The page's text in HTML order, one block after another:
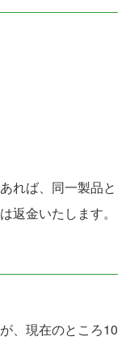
れば、同一製品と
返金いたします。
、現在のところ10